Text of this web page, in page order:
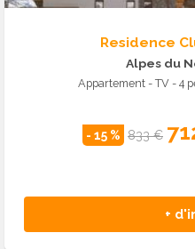
Residence
Alpes du
Appartement - TV - 4
- 15 % 833 €
+